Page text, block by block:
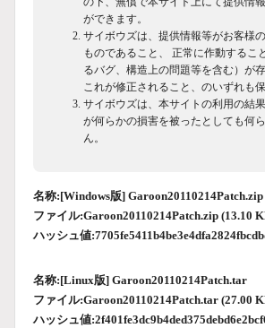
ができます。
サイボウズは、提供情報等がお客様
ものであること、 正常に作動するこ
るバグ、構造上の問題等を含む）が
これが修正されること、のいずれも
サイボウズは、本サイトの利用の結
が何らかの損害を被ったとしても何
ん。
名称:[Windows版] Garoon20110214Patch.zip
ファイル:Garoon20110214Patch.zip (13.10
ハッシュ値
名称:[Linux版] Garoon20110214Patch.tar
ファイル:Garoon20110214Patch.tar (27.00
ハッシュ値